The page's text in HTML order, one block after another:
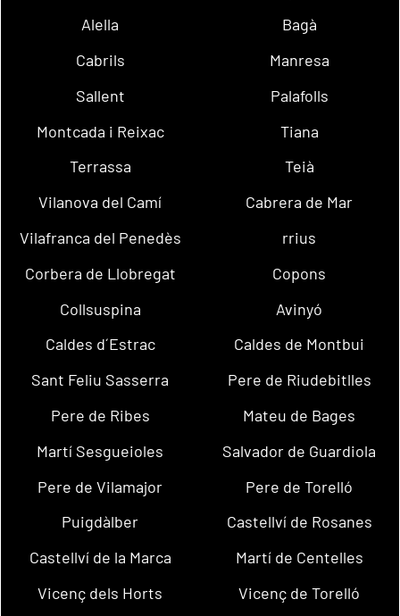
Alella
Bagà
Cabrils
Manresa
Sallent
Palafolls
Montcada i Reixac
Tiana
Terrassa
Teià
Vilanova del Camí
Cabrera de Mar
Vilafranca del Penedès
rrius
Corbera de Llobregat
Copons
Collsuspina
Avinyó
Caldes d´Estrac
Caldes de Montbui
Sant Feliu Sasserra
Pere de Riudebitlles
Pere de Ribes
Mateu de Bages
Martí Sesgueioles
Salvador de Guardiola
Pere de Vilamajor
Pere de Torelló
Puigdàlber
Castellví de Rosanes
Castellví de la Marca
Martí de Centelles
Vicenç dels Horts
Vicenç de Torelló